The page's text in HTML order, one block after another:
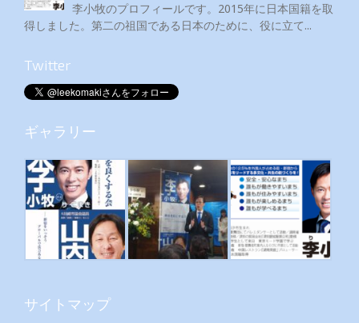
李小牧のプロフィールです。2015年に日本国籍を取
得しました。第二の祖国である日本のために、役に立て...
Twitter
ギャラリー
サイトマップ